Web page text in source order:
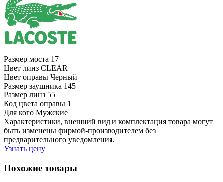
Размер моста 17
Цвет линз CLEAR
Цвет оправы Черный
Размер заушника 145
Размер линз 55
Код цвета оправы 1
Для кого Мужские
Характеристики, внешний вид и комплектация товара могут
быть изменены фирмой-производителем без
предварительного уведомления.
Узнать цену
Похожие товары